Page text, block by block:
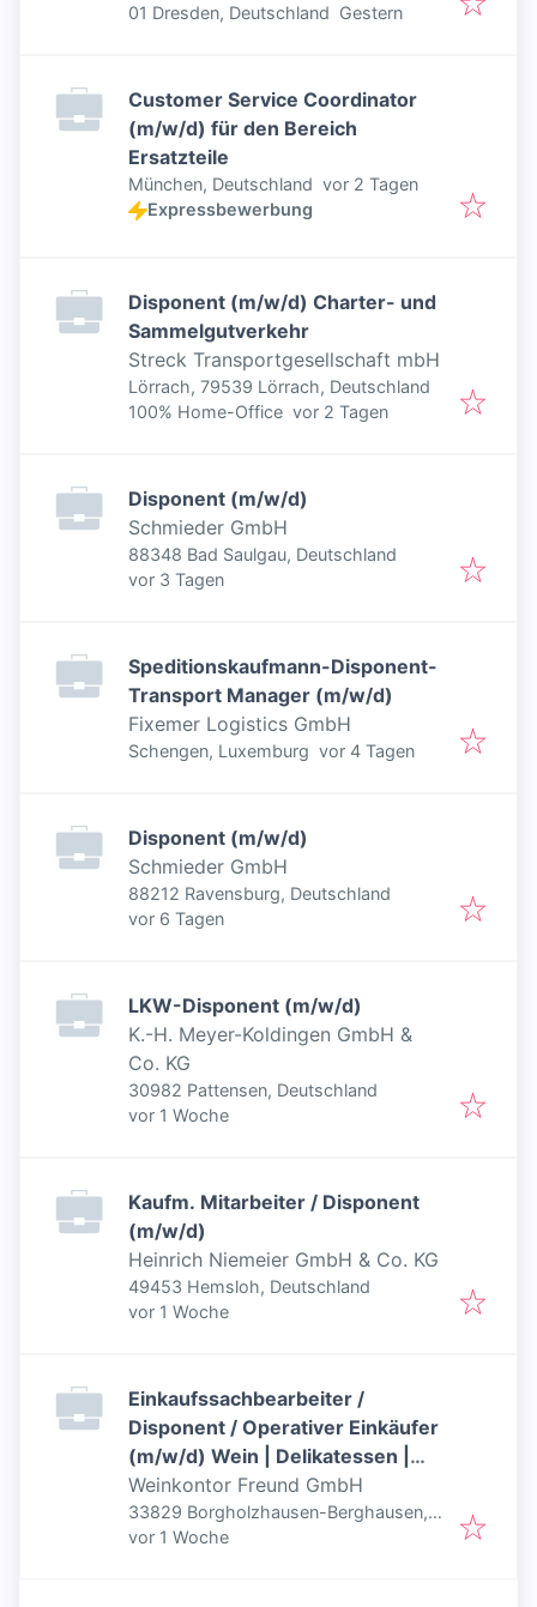
01 Dresden, Deutschland Veröffentlicht
Gestern
Customer Service Coordinator
(m/w/d) für den Bereich
Ersatzteile
München, Deutschland Veröffentlicht
vor 2 Tagen
Expressbewerbung
Disponent (m/w/d) Charter- und
Sammelgutverkehr
Streck Transportgesellschaft mbH
Lörrach, 79539 Lörrach, Deutschland
100% Home-Office Veröffentlicht
vor 2 Tagen
Disponent (m/w/d)
Schmieder GmbH
88348 Bad Saulgau, Deutschland
Veröffentlicht
vor 3 Tagen
Speditionskaufmann-Disponent-
Transport Manager (m/w/d)
Fixemer Logistics GmbH
Schengen, Luxemburg Veröffentlicht
vor 4 Tagen
Disponent (m/w/d)
Schmieder GmbH
88212 Ravensburg, Deutschland
Veröffentlicht
vor 6 Tagen
LKW-Disponent (m/w/d)
K.-H. Meyer-Koldingen GmbH &
Co. KG
30982 Pattensen, Deutschland
Veröffentlicht
vor 1 Woche
Kaufm. Mitarbeiter / Disponent
(m/w/d)
Heinrich Niemeier GmbH & Co. KG
49453 Hemsloh, Deutschland
Veröffentlicht
vor 1 Woche
Einkaufssachbearbeiter /
Disponent / Operativer Einkäufer
(m/w/d) Wein | Delikatessen |
Import | Supply Chain
Weinkontor Freund GmbH
33829 Borgholzhausen-Berghausen,
Deutschland
Veröffentlicht
vor 1 Woche